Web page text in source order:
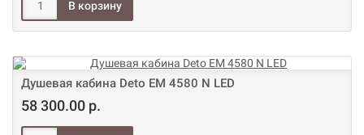
Душевая кабина Deto ЕМ 4580 N LED
58 300.00 р.